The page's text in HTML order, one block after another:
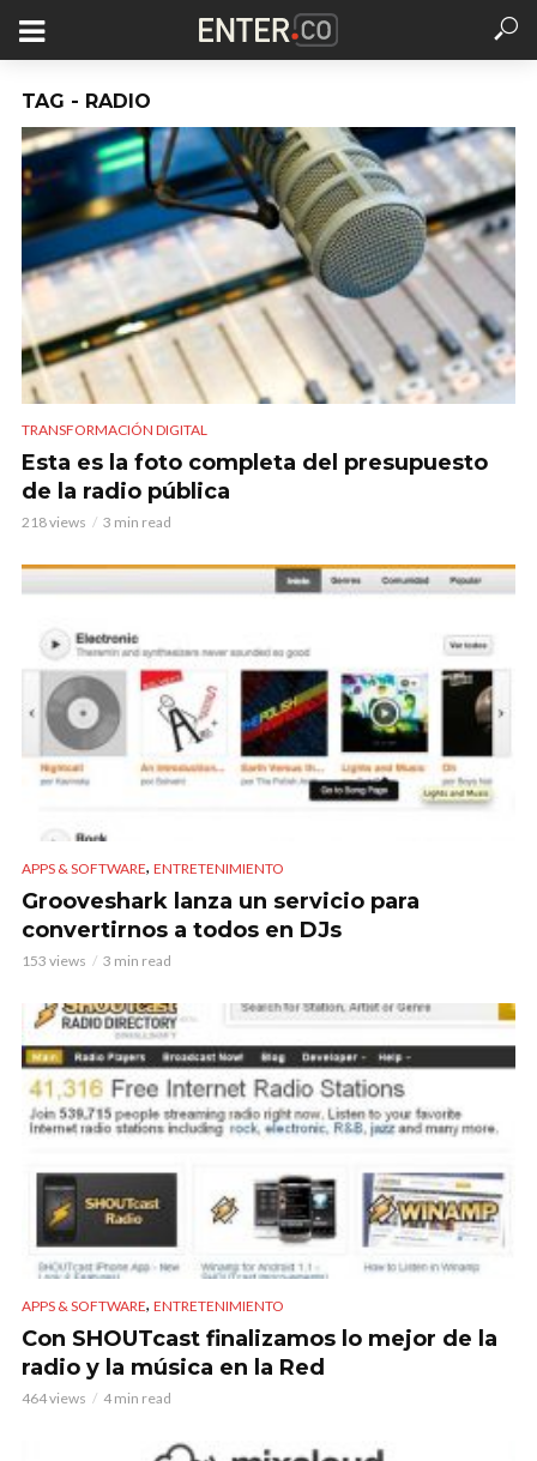
TAG - RADIO
TRANSFORMACIÓN DIGITAL
Esta es la foto completa del presupuesto
de la radio pública
218 views 3 min read
APPS & SOFTWARE, ENTRETENIMIENTO
Grooveshark lanza un servicio para
convertirnos a todos en DJs
153 views 3 min read
APPS & SOFTWARE, ENTRETENIMIENTO
Con SHOUTcast finalizamos lo mejor de la
radio y la música en la Red
464 views 4 min read